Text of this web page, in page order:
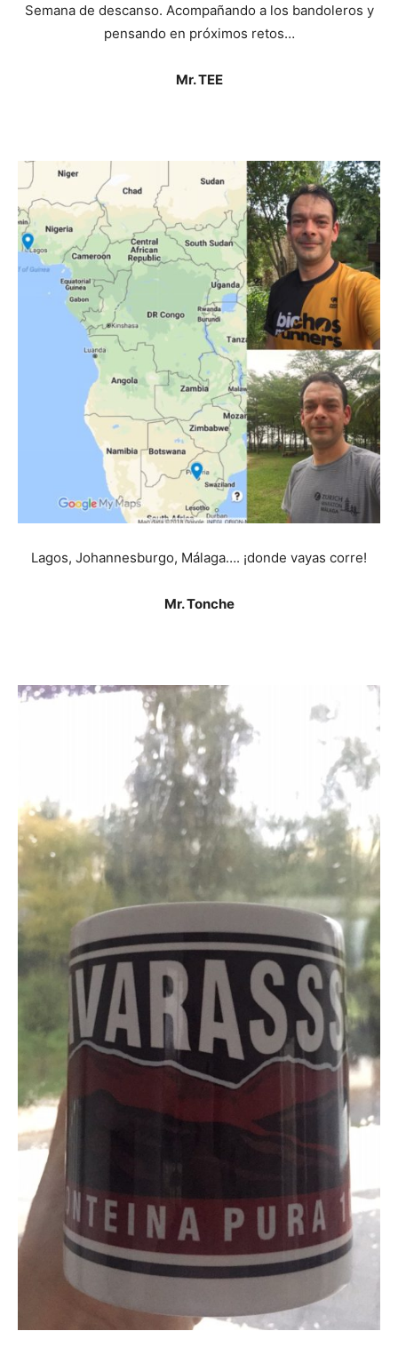
Semana de descanso. Acompañando a los bandoleros y
pensando en próximos retos…
Mr. TEE
Lagos, Johannesburgo, Málaga…. ¡donde vayas corre!
Mr. Tonche